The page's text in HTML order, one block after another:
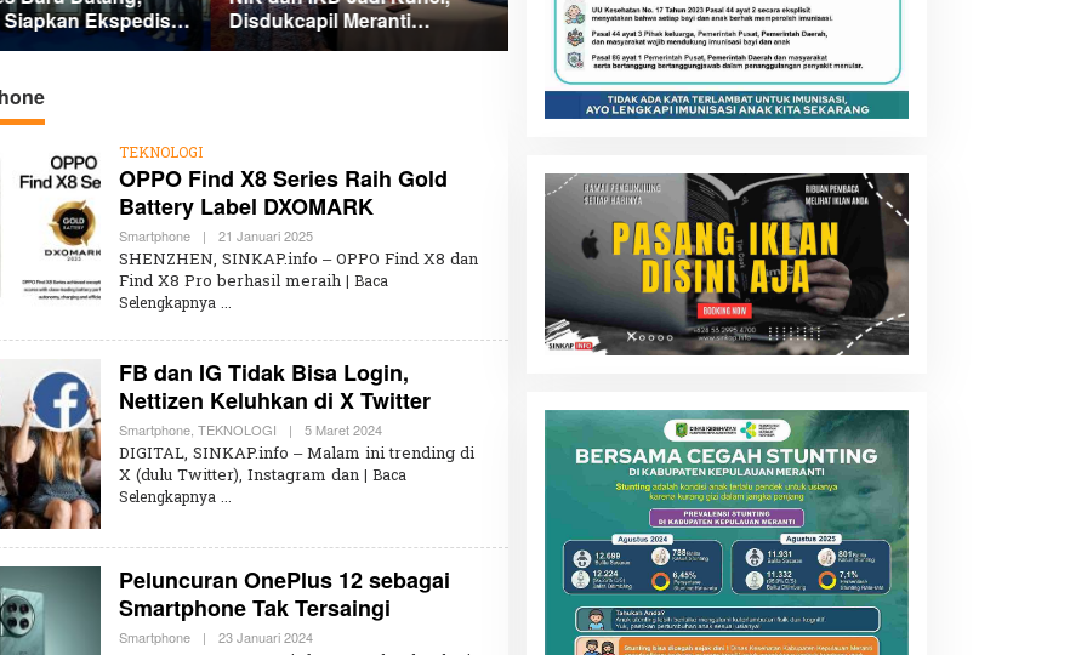
Siapkan Ekspedisi
Penuh Makna
Disdukcapil Meranti
Percepat Revolusi Layanan
Bulog Baru, Strategi Besar
Atasi Krisis Pangan
Disalurkan, Meranti Perluas
Perlindungan Pekerja
Rentan
TEKNOLOGI
OPPO Find X8 Series Raih Gold
Battery Label DXOMARK
Smartphone | 21 Januari 2025O
L
E
H
D
K
I
SHENZHEN, SINKAP.info – OPPO Find X8 dan
Find X8 Pro berhasil meraih | Baca
Selengkapnya
FB dan IG Tidak Bisa Login,
Nettizen Keluhkan di X Twitter
Smartphone, TEKNOLOGI | 5 Maret 2024O
L
E
H
U
N
N
S
DIGITAL, SINKAP.info – Malam ini trending di
X (dulu Twitter), Instagram dan | Baca
Selengkapnya
Peluncuran OnePlus 12 sebagai
Smartphone Tak Tersaingi
Smartphone | 23 Januari 2024O